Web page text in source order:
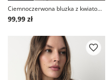
Ciemnoczerwona bluzka z kwiatowym printem
99,99 zł